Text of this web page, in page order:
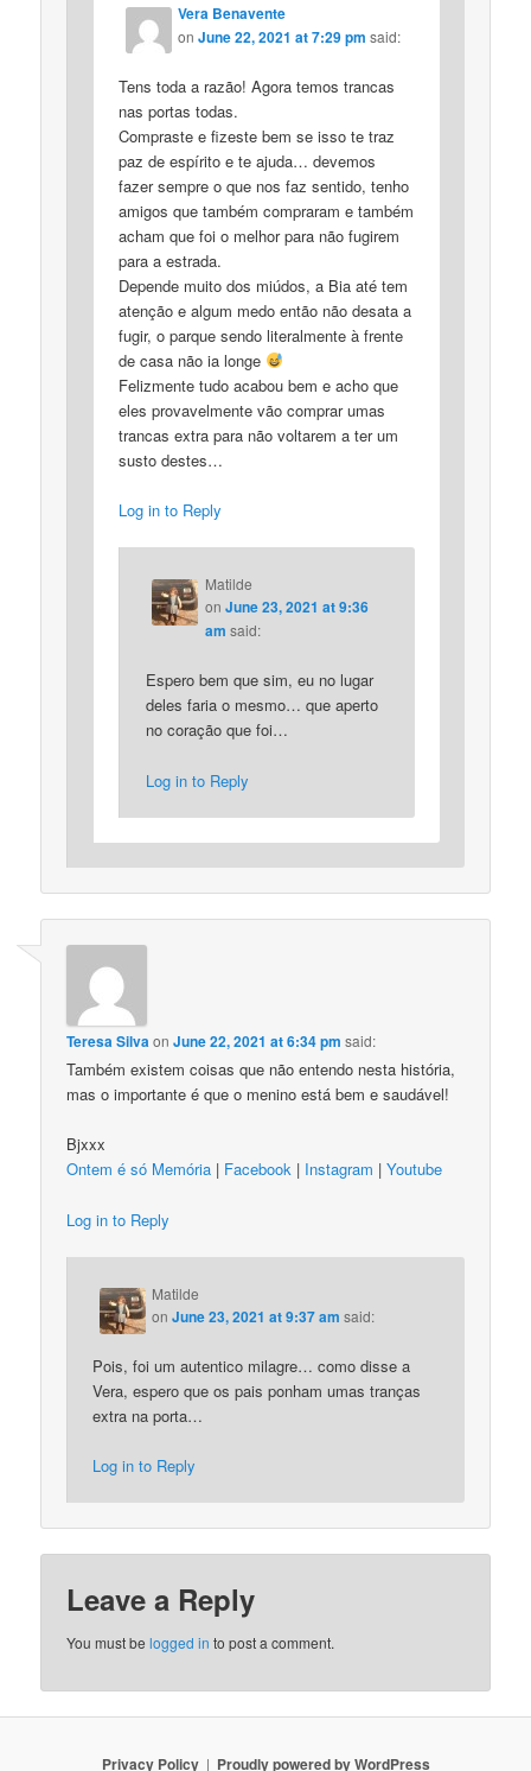
Vera Benavente
onJune 22, 2021 at 7:29 pm said:
Tens toda a razão! Agora temos trancas
nas portas todas.
Compraste e fizeste bem se isso te traz
paz de espírito e te ajuda… devemos
fazer sempre o que nos faz sentido, tenho
amigos que também compraram e também
acham que foi o melhor para não fugirem
para a estrada.
Depende muito dos miúdos, a Bia até tem
atenção e algum medo então não desata a
fugir, o parque sendo literalmente à frente
de casa não ia longe
Felizmente tudo acabou bem e acho que
eles provavelmente vão comprar umas
trancas extra para não voltarem a ter um
susto destes…
Log in to Reply
Matilde
on June 23, 2021 at 9:36
am said:
Espero bem que sim, eu no lugar
deles faria o mesmo… que aperto
no coração que foi…
Log in to Reply
Teresa SilvaonJune 22, 2021 at 6:34 pm said:
Também existem coisas que não entendo nesta história,
mas o importante é que o menino está bem e saudável!
Bjxxx
Ontem é só Memória | Facebook | Instagram |Youtube
Log in to Reply
Matilde
onJune 23, 2021 at 9:37 am said:
Pois, foi um autentico milagre… como disse a
Vera, espero que os pais ponham umas tranças
extra na porta…
Log in to Reply
Leave a Reply
You must belogged in to post a comment.
Privacy Policy Proudly powered by WordPress